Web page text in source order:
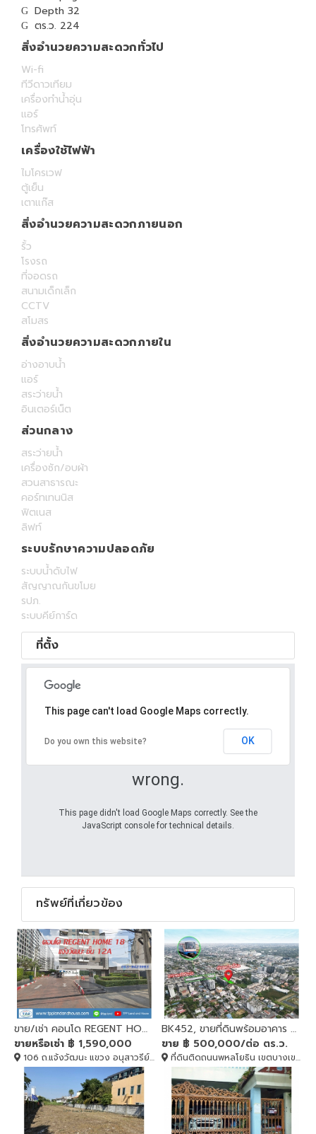
Depth 32
ตร.ว. 224
สิ่งอำนวยความสะดวกทั่วไป
Wi-fi
ทีวีดาวเทียม
เครื่องทำน้ำอุ่น
แอร์
โทรศัพท์
เครื่องใช้ไฟฟ้า
ไมโครเวฟ
ตู้เย็น
เตาแก๊ส
สิ่งอำนวยความสะดวกภายนอก
รั้ว
โรงรถ
ที่จอดรถ
สนามเด็กเล็ก
CCTV
สโมสร
สิ่งอำนวยความสะดวกภายใน
อ่างอาบน้ำ
แอร์
สระว่ายน้ำ
อินเตอร์เน็ต
ส่วนกลาง
สระว่ายน้ำ
เครื่องซัก/อบผ้า
สวนสาธารณะ
คอร์ทเทนนิส
ฟิตเนส
ลิฟท์
ระบบรักษาความปลอดภัย
ระบบน้ำดับไฟ
สัญญาณกันขโมย
รปภ.
ระบบคีย์การ์ด
ที่ตั้ง
Oops! Something went
wrong.
This page didn't load Google Maps correctly. See the
JavaScript console for technical details.
This page can't load Google Maps correctly.
Do you own this website? OK
ทรัพย์ที่เกี่ยวข้อง
ขาย/เช่า คอนโด REGENT HOME 18 แจ้งวัฒนะ ชั้น 12A
ขายหรือเช่า ฿ 1,590,000
106 ถ.แจ้งวัฒนะ แขวง อนุสาวรีย์ กรุงเทพมหานคร, บางเขน, BANGKOK , 10220
BK452, ขายที่ดินพร้อมอาคาร พหลโยธิน 59 เนื้อที่ 452 ตรว. ใกล้รถไฟฟ้า
ขาย ฿ 500,000/ต่อ ตร.ว.
ที่ดินติดถนนพหลโยธิน เขตบางเขน กทม., บางเขน, BANGKOK , 10220